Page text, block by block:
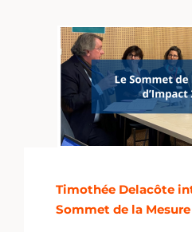
Timothée Delacôte
Sommet de la